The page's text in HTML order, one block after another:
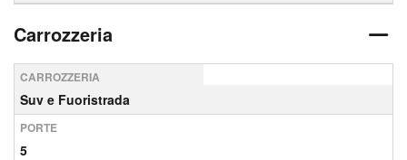
Carrozzeria
CARROZZERIA
Suv e Fuoristrada
PORTE
5